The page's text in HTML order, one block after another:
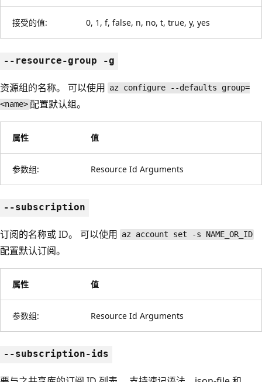
接受的值: 0, 1, f, false, n, no, t, true, y, yes
--resource-group -g
资源组的名称。 可以使用 az configure --defaults group=
<name> 配置默认组。
属性 值
参数组: Resource Id Arguments
--subscription
订阅的名称或 ID。 可以使用 az account set -s NAME_OR_ID
配置默认订阅。
属性 值
参数组: Resource Id Arguments
--subscription-ids